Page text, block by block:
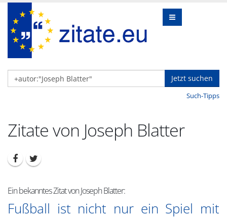
Jetzt suchen
Such-Tipps
Zitate von Joseph Blatter
Ein bekanntes Zitat von Joseph Blatter:
Fußball ist nicht nur ein Spiel mit